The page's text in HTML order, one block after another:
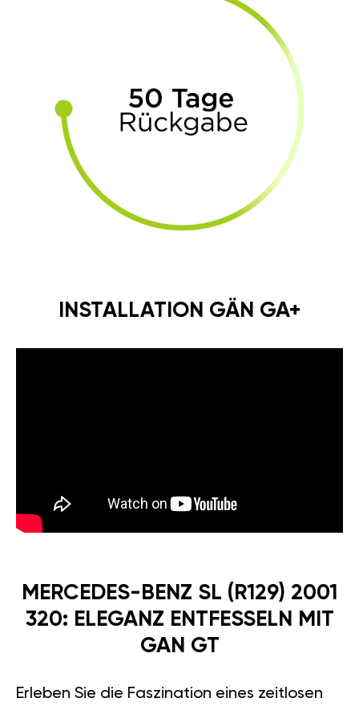
INSTALLATION GÄN GA+
MERCEDES-BENZ SL (R129) 2001
320: ELEGANZ ENTFESSELN MIT
GAN GT
Erleben Sie die Faszination eines zeitlosen